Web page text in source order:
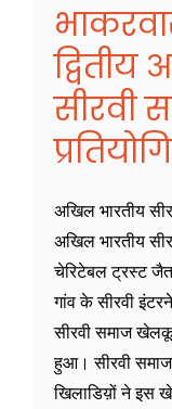
द्वितीय
सीरवी
अखिल भारतीय
अखिल भारतीय
चेरिटेबल ट्रस्ट
गांव के सीरवी
सीरवी समाज
हुआ। सीरवी
खिलाडिय़ों ने इस